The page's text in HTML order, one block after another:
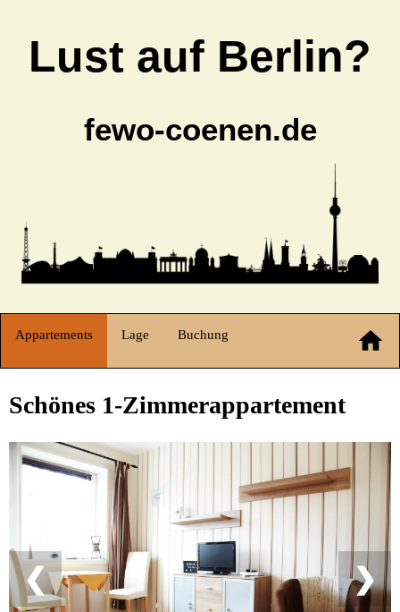
Lust auf Berlin?
fewo-coenen.de
Appartements Lage Buchung home
Schönes 1-Zimmerappartement
❮ ❯